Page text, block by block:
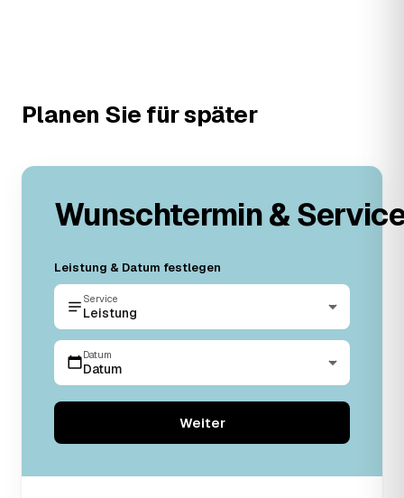
Planen Sie für später
Wunschtermin &
Leistung & Datum festlegen
Service
Leistung
Datum
Datum
Weiter